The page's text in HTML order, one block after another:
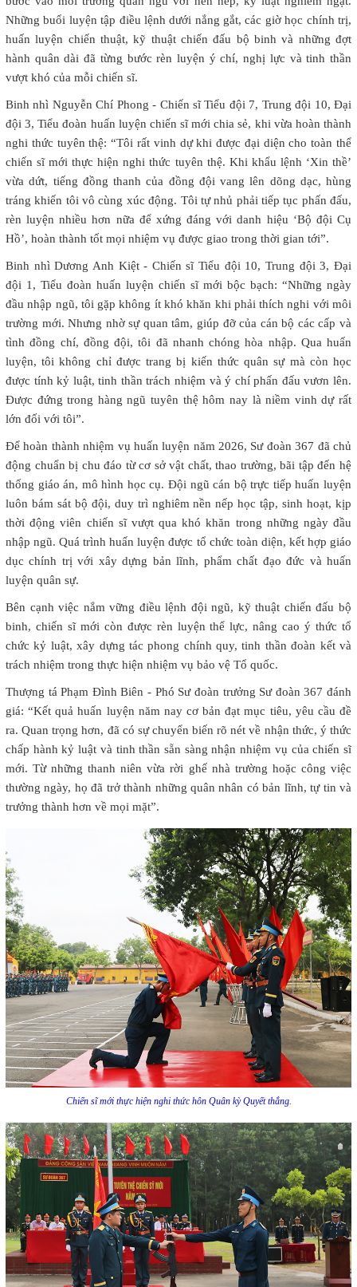
Những buổi luyện tập điều lệnh dưới nắng gắt, các giờ học chính trị,
huấn luyện chiến thuật, kỹ thuật chiến đấu bộ binh và những đợt
hành quân dài đã từng bước rèn luyện ý chí, nghị lực và tinh thần
vượt khó của mỗi chiến sĩ.
Binh nhì Nguyễn Chí Phong - Chiến sĩ Tiểu đội 7, Trung đội 10, Đại
đội 3, Tiểu đoàn huấn luyện chiến sĩ mới chia sẻ, khi vừa hoàn thành
nghi thức tuyên thệ: “Tôi rất vinh dự khi được đại diện cho toàn thể
chiến sĩ mới thực hiện nghi thức tuyên thệ. Khi khẩu lệnh ‘Xin thề’
vừa dứt, tiếng đồng thanh của đồng đội vang lên dõng dạc, hùng
tráng khiến tôi vô cùng xúc động. Tôi tự nhủ phải tiếp tục phấn đấu,
rèn luyện nhiều hơn nữa để xứng đáng với danh hiệu ‘Bộ đội Cụ
Hồ’, hoàn thành tốt mọi nhiệm vụ được giao trong thời gian tới”.
Binh nhì Dương Anh Kiệt - Chiến sĩ Tiểu đội 10, Trung đội 3, Đại
đội 1, Tiểu đoàn huấn luyện chiến sĩ mới bộc bạch: “Những ngày
đầu nhập ngũ, tôi gặp không ít khó khăn khi phải thích nghi với môi
trường mới. Nhưng nhờ sự quan tâm, giúp đỡ của cán bộ các cấp và
tình đồng chí, đồng đội, tôi đã nhanh chóng hòa nhập. Qua huấn
luyện, tôi không chỉ được trang bị kiến thức quân sự mà còn học
được tính kỷ luật, tinh thần trách nhiệm và ý chí phấn đấu vươn lên.
Được đứng trong hàng ngũ tuyên thệ hôm nay là niềm vinh dự rất
lớn đối với tôi”.
Để hoàn thành nhiệm vụ huấn luyện năm 2026, Sư đoàn 367 đã chủ
động chuẩn bị chu đáo từ cơ sở vật chất, thao trường, bãi tập đến hệ
thống giáo án, mô hình học cụ. Đội ngũ cán bộ trực tiếp huấn luyện
luôn bám sát bộ đội, duy trì nghiêm nền nếp học tập, sinh hoạt, kịp
thời động viên chiến sĩ vượt qua khó khăn trong những ngày đầu
nhập ngũ. Quá trình huấn luyện được tổ chức toàn diện, kết hợp giáo
dục chính trị với xây dựng bản lĩnh, phẩm chất đạo đức và huấn
luyện quân sự.
Bên cạnh việc nắm vững điều lệnh đội ngũ, kỹ thuật chiến đấu bộ
binh, chiến sĩ mới còn được rèn luyện thể lực, nâng cao ý thức tổ
chức kỷ luật, xây dựng tác phong chính quy, tinh thần đoàn kết và
trách nhiệm trong thực hiện nhiệm vụ bảo vệ Tổ quốc.
Thượng tá Phạm Đình Biên - Phó Sư đoàn trưởng Sư đoàn 367 đánh
giá: “Kết quả huấn luyện năm nay cơ bản đạt mục tiêu, yêu cầu đề
ra. Quan trọng hơn, đã có sự chuyển biến rõ nét về nhận thức, ý thức
chấp hành kỷ luật và tinh thần sẵn sàng nhận nhiệm vụ của chiến sĩ
mới. Từ những thanh niên vừa rời ghế nhà trường hoặc công việc
thường ngày, họ đã trở thành những quân nhân có bản lĩnh, tự tin và
trưởng thành hơn về mọi mặt”.
Chiến sĩ mới thực hiện nghi thức hôn Quân kỳ Quyết thắng.